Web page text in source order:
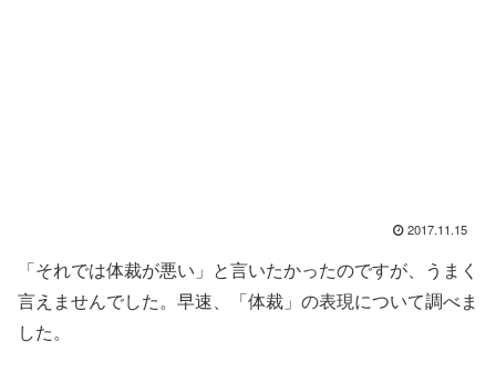
2017.11.15
「それでは体裁が悪い」と言いたかったのですが、うまく
言えませんでした。早速、「体裁」の表現について調べま
した。